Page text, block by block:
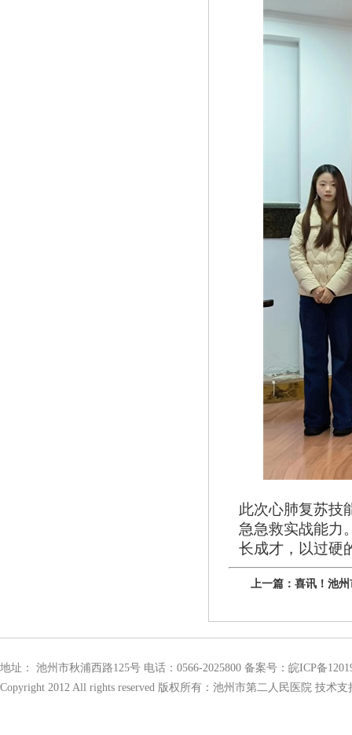
此次心肺复苏技
急急救实战能力
长成才，以过硬
上一篇： 喜讯！池
地址： 池州市秋浦西路125号 电话：0566-2025800 备案号： 皖ICP备
Copyright 2012 All rights reserved 版权所有：池州市第二人民医院 技术